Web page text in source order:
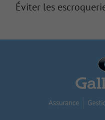
Éviter les